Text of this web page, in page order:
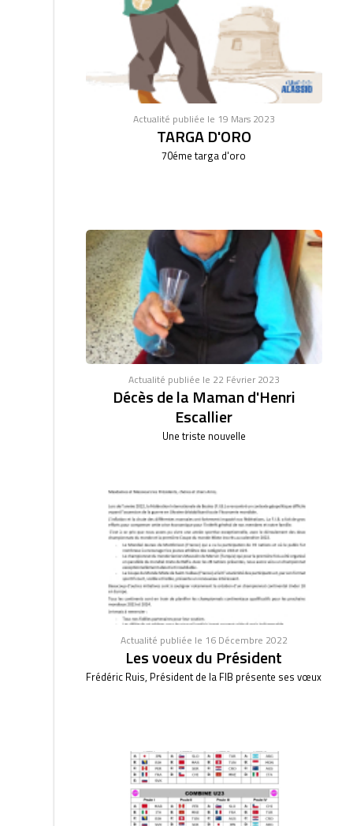
Actualité publiée le 19 Mars 2023
TARGA D'ORO
70éme targa d'oro
Actualité publiée le 22 Février 2023
Décès de la Maman d'Henri
Escallier
Une triste nouvelle
Actualité publiée le 16 Décembre 2022
Les voeux du Président
Frédéric Ruis, Président de la FIB présente ses vœux